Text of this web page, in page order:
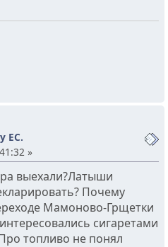
ЕС.
»
выехали?Латыши
Почему
Мамоново-Грщетки
сигаретами
топливо не понял